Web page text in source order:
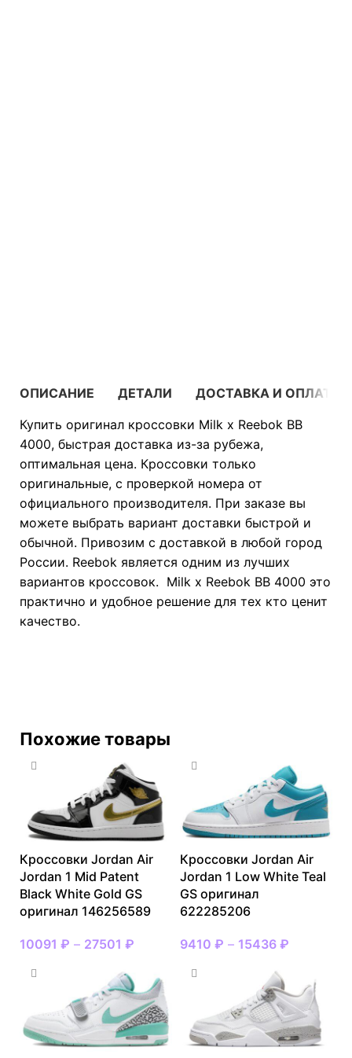
ОПИСАНИЕ ДЕТАЛИ
ДОСТАВКА И ОПЛАТА
Купить оригинал кроссовки Milk x Reebok BB
4000, быстрая доставка из-за рубежа,
оптимальная цена. Кроссовки только
оригинальные, с проверкой номера от
официального производителя. При заказе вы
можете выбрать вариант доставки быстрой и
обычной. Привозим с доставкой в любой город
России. Reebok является одним из лучших
вариантов кроссовок. Milk x Reebok BB 4000 это
практично и удобное решение для тех кто ценит
качество.
Похожие товары
Кроссовки Jordan Air
Jordan 1 Mid Patent
Black White Gold GS
оригинал 146256589
10091 ₽ – 27501 ₽
Кроссовки Jordan Air
Jordan 1 Low White Teal
GS оригинал
622285206
9410 ₽ – 15436 ₽